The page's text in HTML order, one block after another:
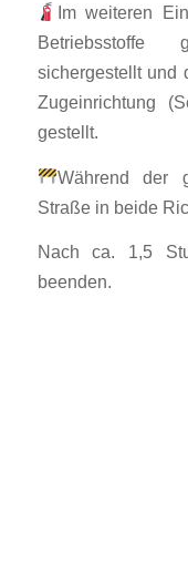
Im weiteren
Betriebsstoffe
sichergestellt und
Zugeinrichtung
gestellt.
Während der
Straße in beide
Nach ca. 1,5
beenden.